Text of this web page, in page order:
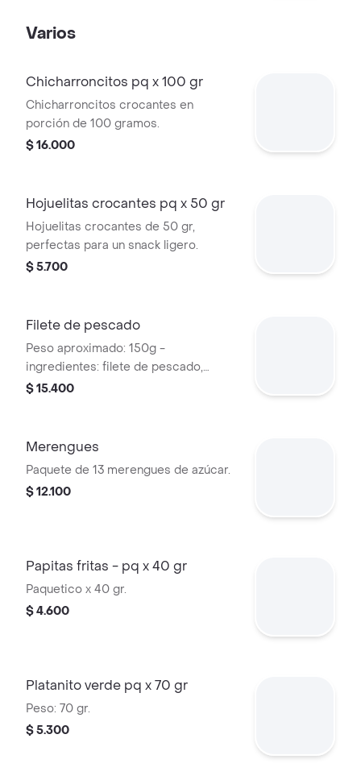
Varios
Chicharroncitos pq x 100 gr
Chicharroncitos crocantes en
porción de 100 gramos.
$ 16.000
Hojuelitas crocantes pq x 50 gr
Hojuelitas crocantes de 50 gr,
perfectas para un snack ligero.
$ 5.700
Filete de pescado
Peso aproximado: 150g -
ingredientes: filete de pescado,
harina, huevos, sal
$ 15.400
Merengues
Paquete de 13 merengues de azúcar.
$ 12.100
Papitas fritas - pq x 40 gr
Paquetico x 40 gr.
$ 4.600
Platanito verde pq x 70 gr
Peso: 70 gr.
$ 5.300